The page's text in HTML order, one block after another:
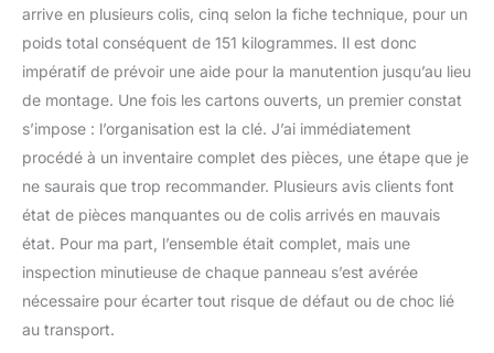
rangement
supplémentaire et
comprend un
compartiment de
rangement ouvert en
plus du plan de travail.
Bien pensé : l'armoire de
hauteur de poitrine est le
point fort et permet un
plaisir de cuisson
agréable sans avoir à se
l'appareil est également
arrive en plusieurs colis, cinq selon la fiche technique, pour un
poids total conséquent de 151 kilogrammes. Il est donc
impératif de prévoir une aide pour la manutention jusqu’au lieu
de montage. Une fois les cartons ouverts, un premier constat
s’impose : l’organisation est la clé. J’ai immédiatement
procédé à un inventaire complet des pièces, une étape que je
ne saurais que trop recommander. Plusieurs avis clients font
état de pièces manquantes ou de colis arrivés en mauvais
état. Pour ma part, l’ensemble était complet, mais une
inspection minutieuse de chaque panneau s’est avérée
nécessaire pour écarter tout risque de défaut ou de choc lié
au transport.